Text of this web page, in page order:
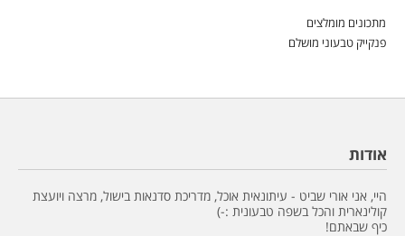
מתכונים מומלצים
פנקייק טבעוני מושלם
אודות
היי, אני אורי שביט - עיתונאית אוכל, מדריכת סדנאות בישול, מרצה ויועצת
קולינארית והכל בשפה טבעונית :-)
כיף שבאתם!